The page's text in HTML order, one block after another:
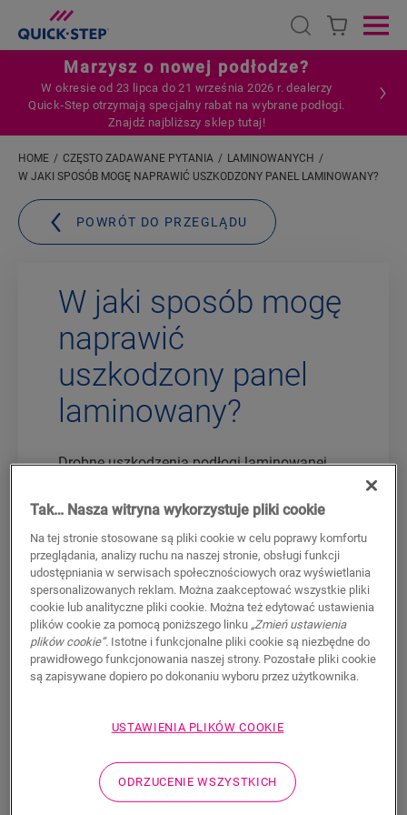
Open search
Marzysz o nowej podłodze?
W okresie od 23 lipca do 21 września 2026 r. dealerzy
Quick‑Step otrzymają specjalny rabat na wybrane podłogi.
Znajdź najbliższy sklep tutaj!
HOME CZĘSTO ZADAWANE PYTANIA
LAMINOWANYCH
W JAKI SPOSÓB MOGĘ NAPRAWIĆ USZKODZONY PANEL LAMINOWANY?
POWRÓT DO PRZEGLĄDU
W jaki sposób mogę
naprawić
uszkodzony panel
laminowany?
Drobne uszkodzenia podłogi laminowanej
zestawowi naprawczemu Quick-Step.
uszkodzony do tego stopnia, że konieczna
staje się jego całkowita wymiana. Demontaż
pojedynczego panelu z gotowej podłogi nie
należy do najłatwiejszych zadań, ale w tym
poradniku pokażemy ci krok po kroku jak
przeprowadzić ten proces.
taśma, nóż, ołówek, pilarka tarczowa z
montażowy.
Tak… Nasza witryna wykorzystuje pliki cookie
Na tej stronie stosowane są pliki cookie w celu poprawy komfortu
przeglądania, analizy ruchu na naszej stronie, obsługi funkcji
udostępniania w serwisach społecznościowych oraz wyświetlania
spersonalizowanych reklam. Można zaakceptować wszystkie pliki
cookie lub analityczne pliki cookie. Można też edytować ustawienia
plików cookie za pomocą poniższego linku „Zmień ustawienia
plików cookie”. Istotne i funkcjonalne pliki cookie są niezbędne do
prawidłowego funkcjonowania naszej strony. Pozostałe pliki cookie
są zapisywane dopiero po dokonaniu wyboru przez użytkownika.
USTAWIENIA PLIKÓW COOKIE
ODRZUCENIE WSZYSTKICH